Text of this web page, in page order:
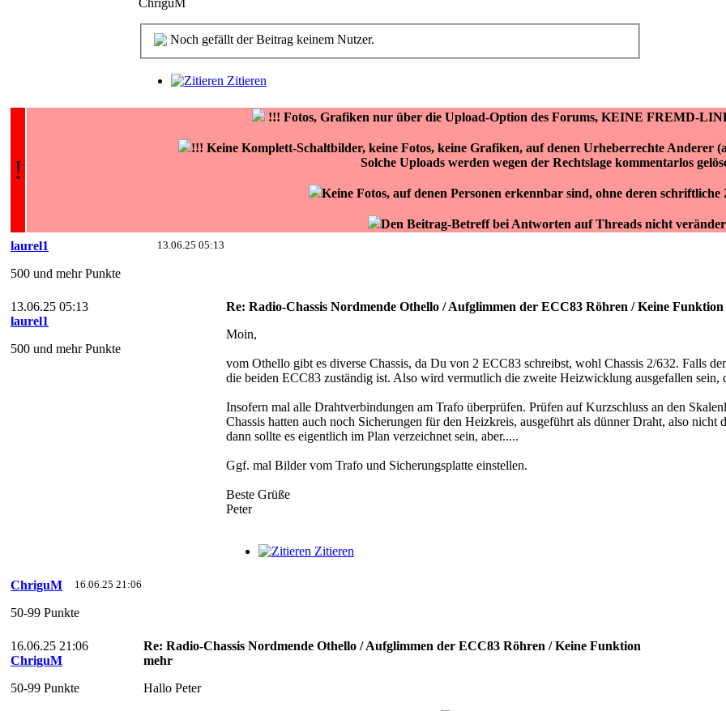
ChriguM
Noch gefällt der Beitrag keinem Nutzer.
Zitieren
!
!!! Fotos, Grafiken nur über die Upload-Option des Forums, KEINE FREMD-
!!! Keine Komplett-Schaltbilder, keine Fotos, keine Grafiken, auf denen Urheberrechte Anderer
Solche Uploads werden wegen der Rechtslage kommentarlos
Keine Fotos, auf denen Personen erkennbar sind, ohne deren schriftliche
Den Beitrag-Betreff bei Antworten auf Threads nicht
13.06.25 05:13
laurel1
500 und mehr Punkte
13.06.25 05:13
laurel1
500 und mehr Punkte
Re: Radio-Chassis Nordmende Othello / Aufglimmen der ECC83 Röhren / Keine
Moin,
vom Othello gibt es diverse Chassis, da Du von 2 ECC83 schreibst, wohl Chassis 2/632. Falls
die beiden ECC83 zuständig ist. Also wird vermutlich die zweite Heizwicklung ausgefallen sein,
Insofern mal alle Drahtverbindungen am Trafo überprüfen. Prüfen auf Kurzschluss an den
Chassis hatten auch noch Sicherungen für den Heizkreis, ausgeführt als dünner Draht, also
dann sollte es eigentlich im Plan verzeichnet sein, aber.....
Ggf. mal Bilder vom Trafo und Sicherungsplatte einstellen.
Beste Grüße
Peter
Zitieren
16.06.25 21:06
ChriguM
50-99 Punkte
16.06.25 21:06
ChriguM
50-99 Punkte
Re: Radio-Chassis Nordmende Othello / Aufglimmen der ECC83 Röhren / Keine Funktion
mehr
Hallo Peter